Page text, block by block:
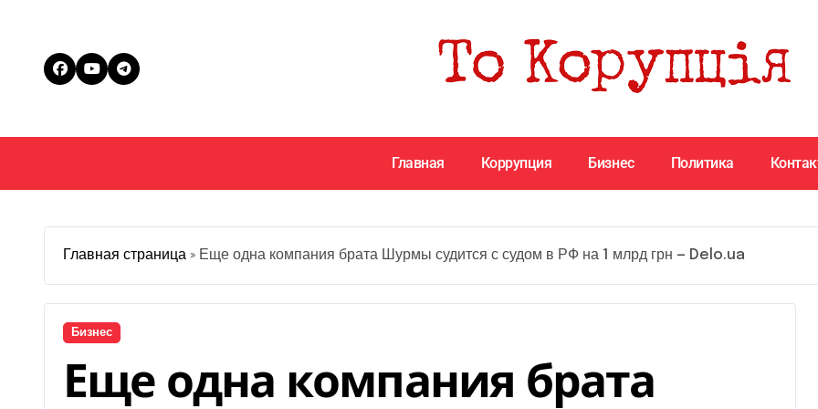
Главная Коррупция Бизнес Политика
Главная страница » Еще одна компания брата Шурмы судится с судом в РФ на 1 млрд грн — Delo.ua
Бизнес
Еще одна компания брата